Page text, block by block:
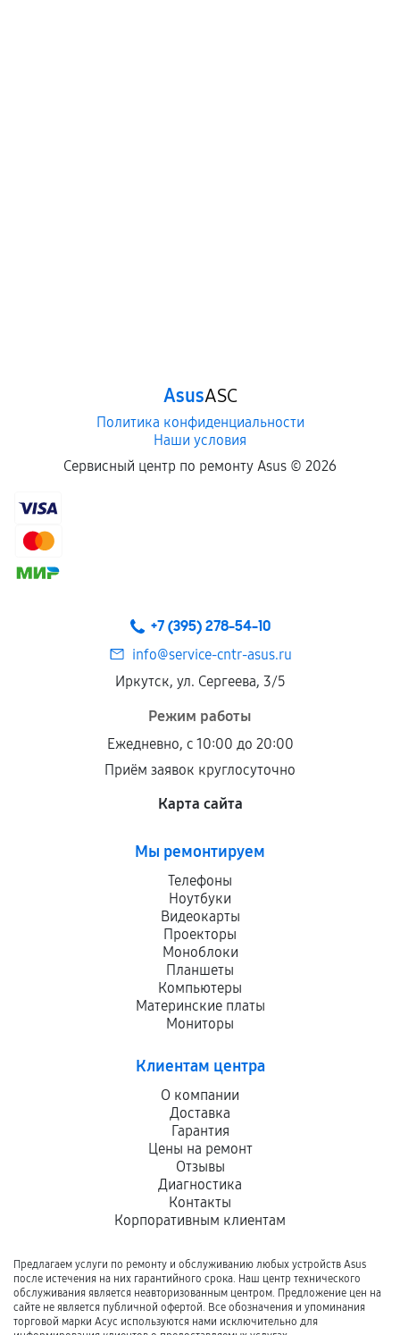
AsusASC
Политика конфиденциальности
Наши условия
Сервисный центр по ремонту Asus © 2026
+7 (395) 278-54-10
info@service-cntr-asus.ru
Иркутск, ул. Сергеева, 3/5
Режим работы
Ежедневно, с 10:00 до 20:00
Приём заявок круглосуточно
Карта сайта
Мы ремонтируем
Телефоны
Ноутбуки
Видеокарты
Проекторы
Моноблоки
Планшеты
Компьютеры
Материнские платы
Мониторы
Клиентам центра
О компании
Доставка
Гарантия
Цены на ремонт
Отзывы
Диагностика
Контакты
Корпоративным клиентам
Предлагаем услуги по ремонту и обслуживанию любых устройств Asus
после истечения на них гарантийного срока. Наш центр технического
обслуживания является неавторизованным центром. Предложение цен на
сайте не является публичной офертой. Все обозначения и упоминания
торговой марки Асус используются нами исключительно для